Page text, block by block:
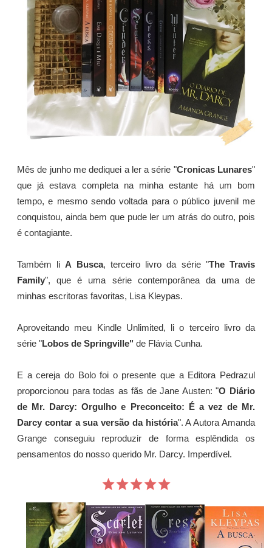
Mês de junho me dediquei a ler a série "Cronicas Lunares"
que já estava completa na minha estante há um bom
tempo, e mesmo sendo voltada para o público juvenil me
conquistou, ainda bem que pude ler um atrás do outro, pois
é contagiante.
Também liA Busca, terceiro livro da série "The Travis
Family", que é uma série contemporânea da uma de
minhas escritoras favoritas, Lisa Kleypas.
Aproveitando meu Kindle Unlimited, li o terceiro livro da
série "Lobos de Springville" de Flávia Cunha.
E a cereja do Bolo foi o presente que a Editora Pedrazul
proporcionou para todas as fãs de Jane Austen: "O Diário
de Mr. Darcy: Orgulho e Preconceito: É a vez de Mr.
Darcy contar a sua versão da história". A Autora Amanda
Grange conseguiu reproduzir de forma esplêndida os
pensamentos do nosso querido Mr. Darcy. Imperdível.